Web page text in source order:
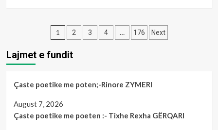
secilin
nga
;-
Posts
pagination
1 2 3 4 … 176 Next
Lajmet e fundit
Çaste poetike me poten;-Rinore ZYMERI
August 7, 2026
Çaste poetike me poeten :- Tixhe Rexha GËRQARI